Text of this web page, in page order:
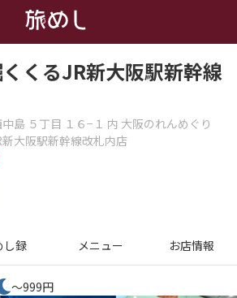
くるJR新大阪駅新幹線
島 ５丁目 １６−１ 内 大阪のれんめぐり
大阪駅新幹線改札内店
し録 メニュー お店情報
～999円